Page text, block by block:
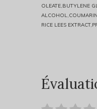
OLEATE,BUTYLENE
RICE LEES